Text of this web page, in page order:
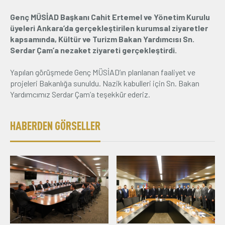
Üyelik
E-İşlemler
İletişim Hakkımızda Galeri
Genç MÜSİAD Başkanı Cahit Ertemel ve Yönetim Kurulu
üyeleri Ankara’da gerçekleştirilen kurumsal ziyaretler
kapsamında, Kültür ve Turizm Bakan Yardımcısı Sn.
Serdar Çam’a nezaket ziyareti gerçekleştirdi.
Yapılan görüşmede Genç MÜSİAD’ın planlanan faaliyet ve
projeleri Bakanlığa sunuldu. Nazik kabulleri için Sn. Bakan
Yardımcımız Serdar Çam’a teşekkür ederiz.
HABERDEN GÖRSELLER